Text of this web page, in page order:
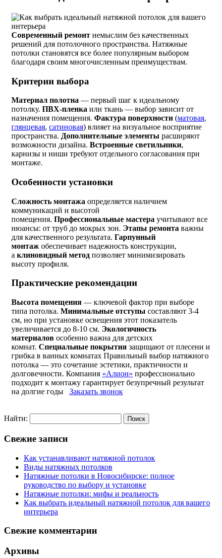
Современный ремонт немыслим без качественных
решений для потолочного пространства. Натяжные
потолки становятся все более популярным выбором
благодаря своим многочисленным преимуществам.
Критерии выбора
Материал полотна — первый шаг к идеальному
потолку. ПВХ-пленка или ткань — выбор зависит от
назначения помещения. Фактура поверхности (матовая,
глянцевая, сатиновая) влияет на визуальное восприятие
пространства. Дополнительные элементы расширяют
возможности дизайна. Встроенные светильники,
карнизы и ниши требуют отдельного согласования при
монтаже.
Особенности установки
Сложность монтажа определяется наличием
коммуникаций и высотой
помещения. Профессиональные мастера учитывают все
нюансы: от труб до мокрых зон. Этапы ремонта важны
для качественного результата. Гарпунный
монтаж обеспечивает надежность конструкции,
а клиновидный метод позволяет минимизировать
высоту профиля.
Практические рекомендации
Высота помещения — ключевой фактор при выборе
типа потолка. Минимальные отступы составляют 3-4
см, но при установке освещения этот показатель
увеличивается до 8-10 см. Экологичность
материалов особенно важна для детских
комнат. Специальные покрытия защищают от плесени и
грибка в ванных комнатах Правильный выбор натяжного
потолка — это сочетание эстетики, практичности и
долговечности. Компания «Алион» профессионально
подходит к монтажу гарантирует безупречный результат
на долгие годы Заказать звонок
Найти:
Свежие записи
Как устанавливают натяжной потолок
Виды натяжных потолков
Натяжные потолки в Новосибирске: полное
руководство по выбору и установке
Натяжные потолки: мифы и реальность
Как выбрать идеальный натяжной потолок для вашего
интерьера
Свежие комментарии
Архивы